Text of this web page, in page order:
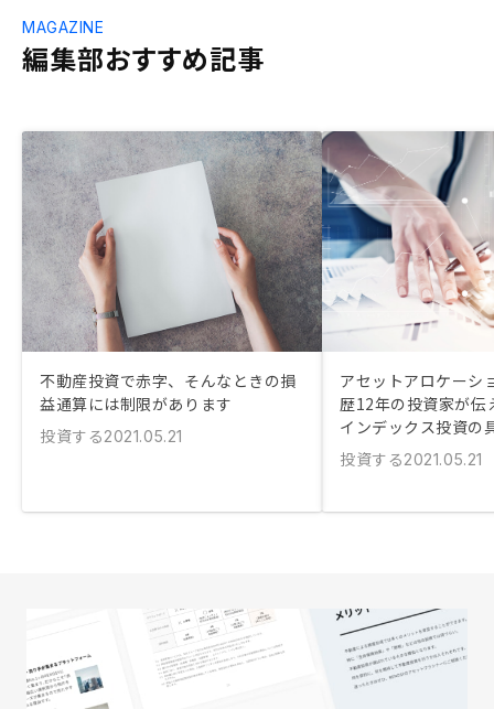
編集部おすすめ記事
MAGAZINE
不動産投資で赤字、そんなときの損
益通算には制限があります
投資する2021.05.21
アセットアロケーシ
歴12年の投資家が伝
インデックス投資の
投資する2021.05.21